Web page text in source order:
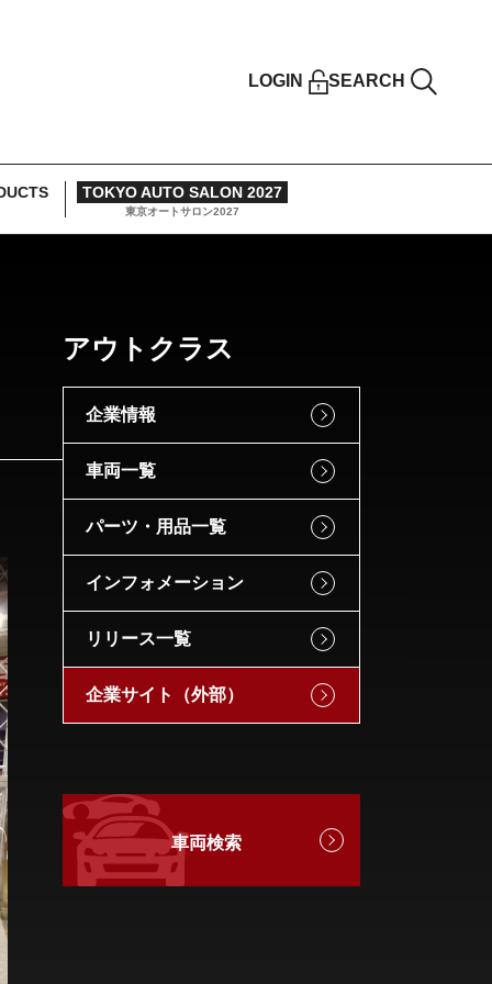
LOGIN SEARCH
TOKYO AUTO SALON 2027
東京オートサロン2027
アウトクラス
企業情報
車両一覧
パーツ・用品一覧
インフォメーション
リリース一覧
企業サイト（外部）
車両検索